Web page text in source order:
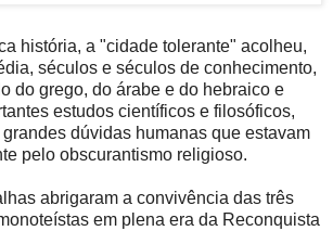
história, a "cidade tolerante" acolheu,
séculos e séculos de conhecimento,
do grego, do árabe e do hebraico e
estudos científicos e filosóficos,
dúvidas humanas que estavam
pelo obscurantismo religioso.
abrigaram a convivência das três
em plena era da Reconquista